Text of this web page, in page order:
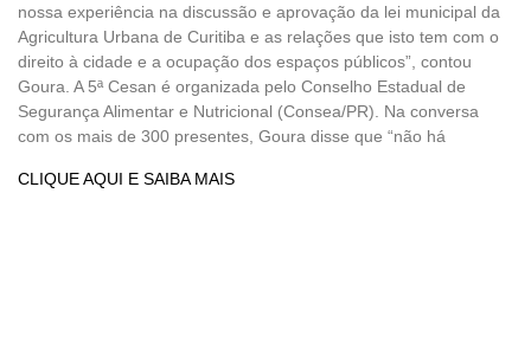
nossa experiência na discussão e aprovação da lei municipal da
Agricultura Urbana de Curitiba e as relações que isto tem com o
direito à cidade e a ocupação dos espaços públicos”, contou
Goura. A 5ª Cesan é organizada pelo Conselho Estadual de
Segurança Alimentar e Nutricional (Consea/PR). Na conversa
com os mais de 300 presentes, Goura disse que “não há
CLIQUE AQUI E SAIBA MAIS